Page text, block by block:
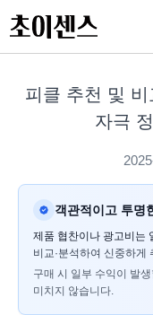
피클 추천 및
자극
객관적이고 투명
제품 협찬이나 광고비는
비교·분석하여 신중하게
구매 시 일부 수익이 발
미치지 않습니다.